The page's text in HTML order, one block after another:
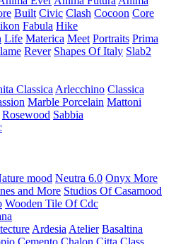
Built Civic Clash Cocoon Core
Fabula Hike
Life Materica Meet Portraits Prima
Rever Shapes Of Italy Slab2
Classica Arlecchino Classica
Marble Porcelain Mattoni
Rosewood Sabbia
mood Neutra 6.0 Onyx More
and More Studios Of Casamood
Wooden Tile Of Cdc
Ardesia Atelier Basaltina